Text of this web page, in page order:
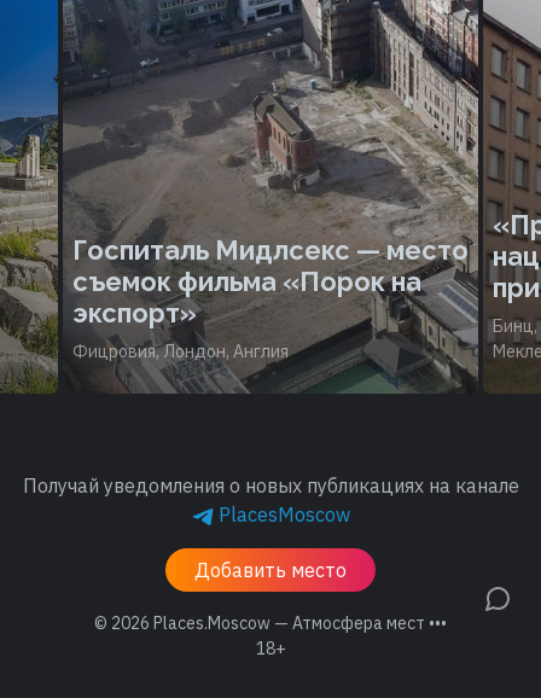
Госпиталь Мидлсекс — место
съемок фильма «Порок на
экспорт»
Фицровия, Лондон, Англия
Бинц,
Получай уведомления о новых публикациях на канале
PlacesMoscow
Добавить место
© 2026 Places.Moscow — Атмосфера мест •••
18+